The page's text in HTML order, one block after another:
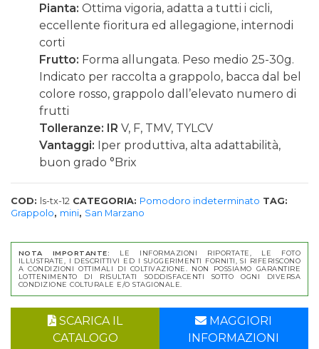
Pianta: Ottima vigoria, adatta a tutti i cicli,
eccellente fioritura ed allegagione, internodi
corti
Frutto: Forma allungata. Peso medio 25-30g.
Indicato per raccolta a grappolo, bacca dal bel
colore rosso, grappolo dall’elevato numero di
frutti
Tolleranze: IR V, F, TMV, TYLCV
Vantaggi: Iper produttiva, alta adattabilità,
buon grado °Brix
COD: ls-tx-12 CATEGORIA: Pomodoro indeterminato TAG:
Grappolo, mini, San Marzano
NOTA IMPORTANTE:
LE INFORMAZIONI RIPORTATE, LE FOTO
ILLUSTRATE, I DESCRITTIVI ED I SUGGERIMENTI FORNITI, SI RIFERISCONO
A CONDIZIONI OTTIMALI DI COLTIVAZIONE. NON POSSIAMO GARANTIRE
LOTTENIMENTO DI RISULTATI SODDISFACENTI SOTTO OGNI DIVERSA
CONDIZIONE COLTURALE E/O STAGIONALE.
SCARICA IL
CATALOGO
MAGGIORI
INFORMAZIONI